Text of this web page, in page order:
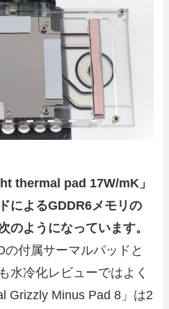
thermal pad 17W/mK」
によるGDDR6メモリの
のようになっています。
付属サーマルパッドと
水冷化レビューではよく
Grizzly Minus Pad 8」は2